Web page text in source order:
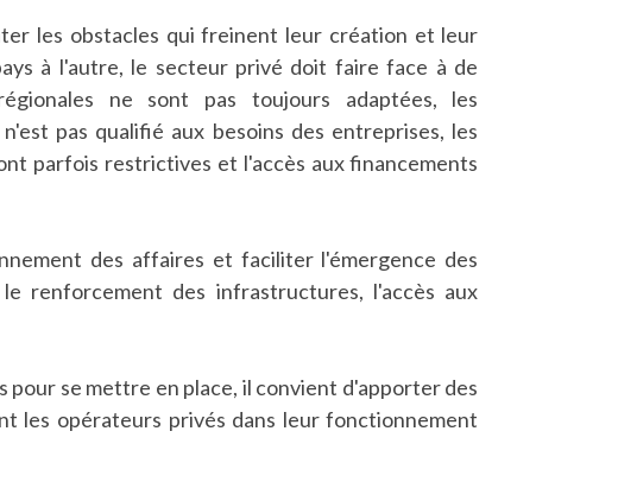
les obstacles qui freinent leur création et leur
à l'autre, le secteur privé doit faire face à de
ne sont pas toujours adaptées, les
pas qualifié aux besoins des entreprises, les
parfois restrictives et l'accès aux financements
des affaires et faciliter l'émergence des
renforcement des infrastructures, l'accès aux
se mettre en place, il convient d'apporter des
les opérateurs privés dans leur fonctionnement